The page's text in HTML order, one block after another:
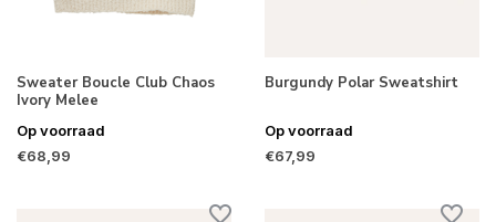
Sweater Boucle Club Chaos
Ivory Melee
Op voorraad
€68,99
Burgundy Polar Sweatshirt
Op voorraad
€67,99